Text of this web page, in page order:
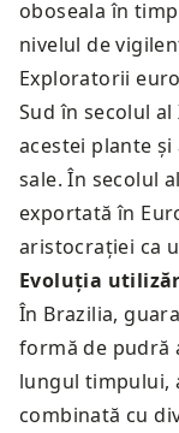
oboseala în
nivelul de
Exploratorii
Sud în secolul
acestei plante
sale. În secolul
exportată în
aristocrației ca
Evoluția
În Brazilia,
formă de pudră
lungul timpului,
combinată cu